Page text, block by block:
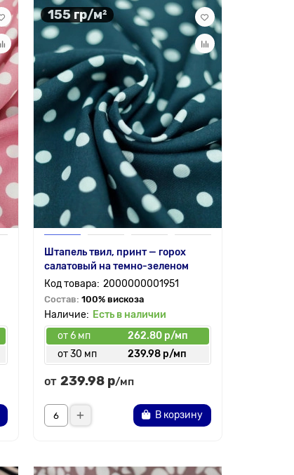
155 гр/м²
Штапель твил, принт — горох
салатовый на темно-зеленом
2000000001951
Состав: 100% вискоза
Есть в наличии
от 6 мп
262.80 р/мп
от 30 мп
239.98 р/мп
от 239.98 р/мп
В корзину